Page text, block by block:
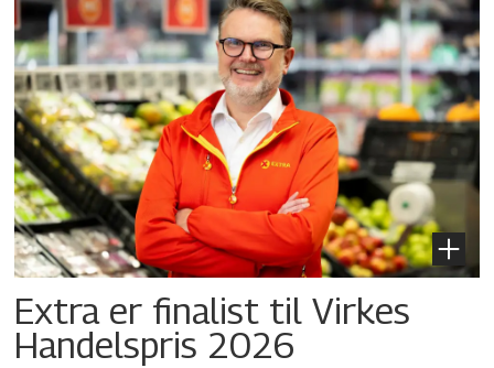
Extra er finalist til Virkes
Handelspris 2026